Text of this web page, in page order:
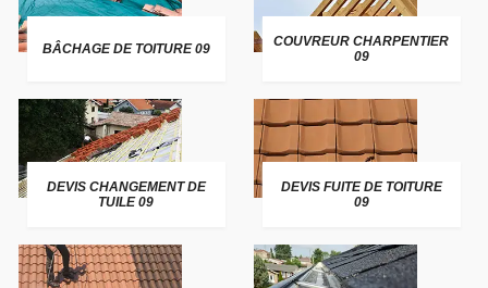
BÂCHAGE DE TOITURE 09
COUVREUR CHARPENTIER
09
DEVIS CHANGEMENT DE
TUILE 09
DEVIS FUITE DE TOITURE
09